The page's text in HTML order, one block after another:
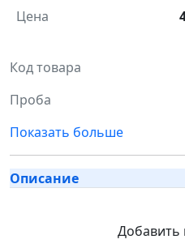
Цена
Код товара
Проба
Показать больше
Описание
Добавить